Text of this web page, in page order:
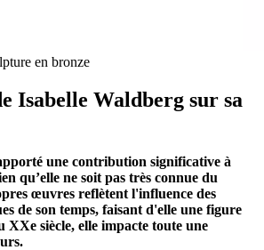
en bronze
Isabelle Waldberg sur sa
une contribution significative à
qu’elle ne soit pas très connue du
œuvres reflètent l'influence des
de son temps, faisant d'elle une figure
siècle, elle impacte toute une